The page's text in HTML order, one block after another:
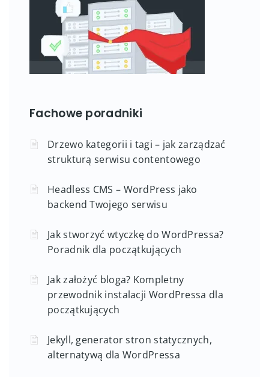
Fachowe poradniki
Drzewo kategorii i tagi – jak zarządzać
strukturą serwisu contentowego
Headless CMS – WordPress jako
backend Twojego serwisu
Jak stworzyć wtyczkę do WordPressa?
Poradnik dla początkujących
Jak założyć bloga? Kompletny
przewodnik instalacji WordPressa dla
początkujących
Jekyll, generator stron statycznych,
alternatywą dla WordPressa